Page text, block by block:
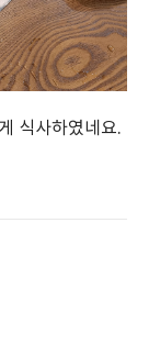
식사하였네요.